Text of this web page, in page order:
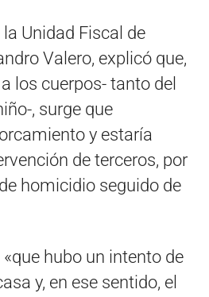
Unidad Fiscal de
Valero, explicó que,
los cuerpos- tanto del
, surge que
y estaría
de terceros, por
homicidio seguido de
hubo un intento de
y, en ese sentido, el